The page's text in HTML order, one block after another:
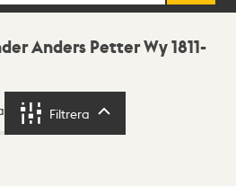
Anders Petter Wy 1811-
Filtrera